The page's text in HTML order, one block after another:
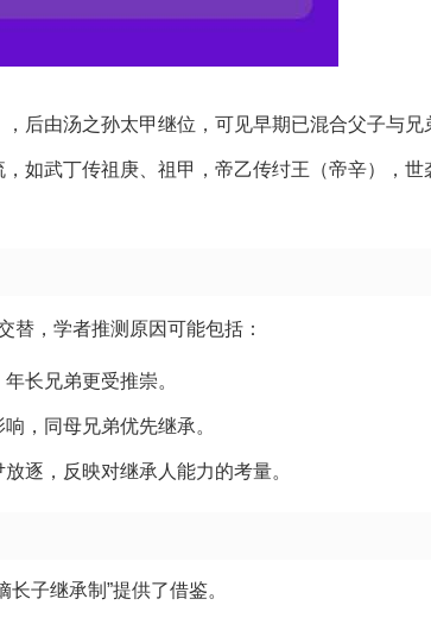
后由汤之孙太甲继位，可见早期已混合父子与兄
，如武丁传祖庚、祖甲，帝乙传纣王（帝辛），世
替，学者推测原因可能包括：
长兄弟更受推崇。
，同母兄弟优先继承。
逐，反映对继承人能力的考量。
长子继承制”提供了借鉴。